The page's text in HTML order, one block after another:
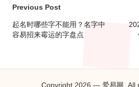
Post
navigation
Previous Post
起名时哪些字不能用？名字中
容易招来霉运的字盘点
Copyright 2026 — 爱易网. All